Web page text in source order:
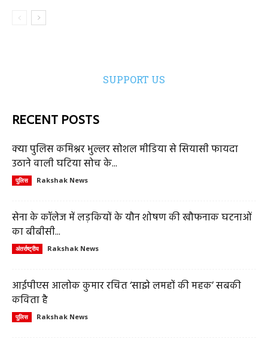
SUPPORT US
RECENT POSTS
क्या पुलिस कमिश्नर भुल्लर सोशल मीडिया से सियासी फायदा
उठाने वाली घटिया सोच के...
पुलिस Rakshak News
सेना के कॉलेज में लड़कियों के यौन शोषण की खौफनाक घटनाओं
का बीबीसी...
अंतर्राष्ट्रीय Rakshak News
आईपीएस आलोक कुमार रचित ‘साझे लमहों की महक’ सबकी
कविता है
पुलिस Rakshak News